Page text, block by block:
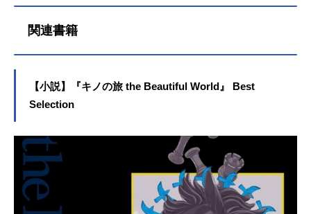
関連書籍
【小説】『キノの旅 the Beautiful World』 Best
Selection